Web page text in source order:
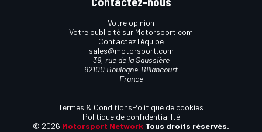
Votre opinion
Votre publicité sur Motorsport.com
Contactez l'équipe
sales@motorsport.com
39, rue de la Saussière
92100 Boulogne-Billancourt
France
© 2026 Motorsport Network Tous droits réservés.
Termes & ConditionsPolitique de cookies
Politique de confidentialilté